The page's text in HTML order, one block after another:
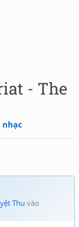
- The
nhạc
Thu vào